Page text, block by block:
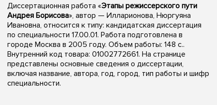
Диссертационная работа «Этапы режиссерского пути
Андрея Борисова», автор — Илларионова, Нюргуяна
Ивановна, относится к типу: кандидатская диссертация
по специальности 17.00.01. Работа подготовлена в
городе Москва в 2005 году. Объем работы: 148 с..
Внутренний код товара: 01002772661. На странице
представлены основные сведения о диссертации,
включая название, автора, год, город, тип работы и шифр
специальности.